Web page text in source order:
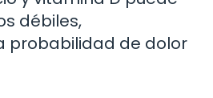
débiles,
probabilidad de dolor